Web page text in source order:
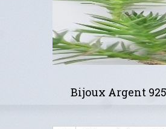
Bijoux Argent 925